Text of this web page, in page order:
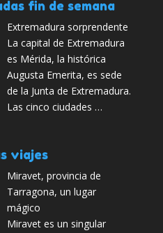
fin de semana
Extremadura sorprendente
La capital de Extremadura
es Mérida, la histórica
Augusta Emerita, es sede
de la Junta de Extremadura.
Las cinco ciudades …
viajes
Miravet, provincia de
Tarragona, un lugar
mágico
Miravet es un singular